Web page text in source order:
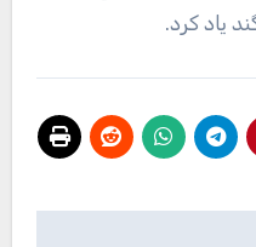
یاد کرد.